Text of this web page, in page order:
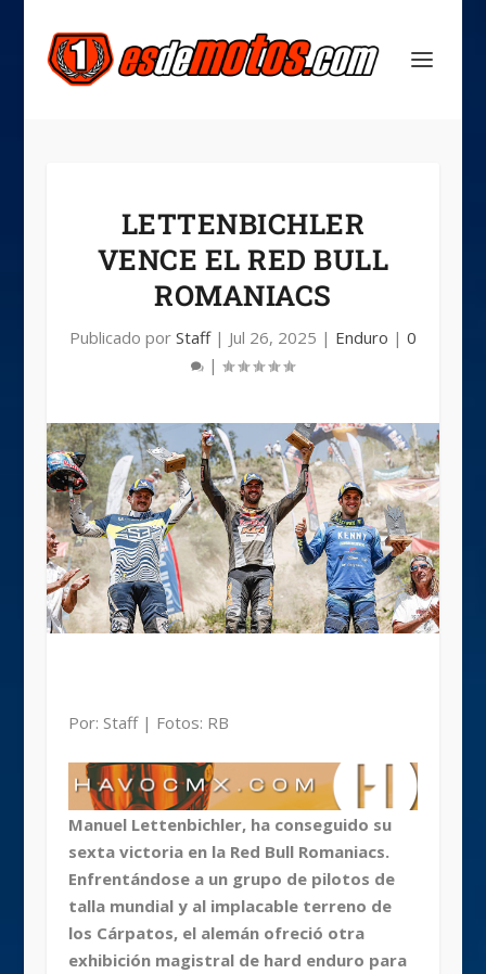
LETTENBICHLER
VENCE EL RED BULL
ROMANIACS
Publicado por Staff| Jul 26, 2025 | Enduro | 0
|
Por: Staff | Fotos: RB
Manuel Lettenbichler, ha conseguido su
sexta victoria en la Red Bull Romaniacs.
Enfrentándose a un grupo de pilotos de
talla mundial y al implacable terreno de
los Cárpatos, el alemán ofreció otra
exhibición magistral de hard enduro para